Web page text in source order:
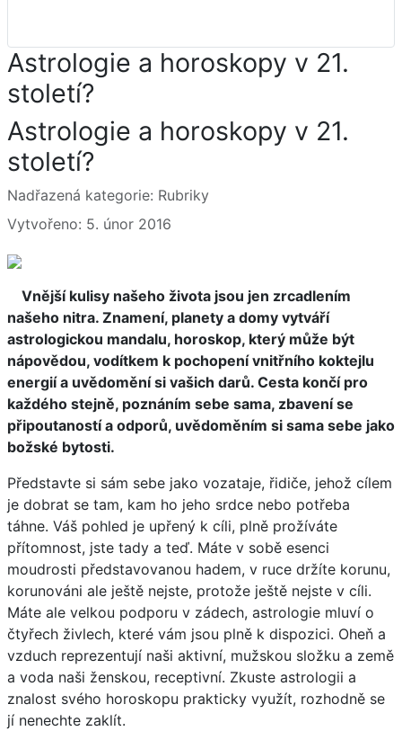
Astrologie a horoskopy v 21.
století?
Astrologie a horoskopy v 21.
století?
Základní údaje
Nadřazená kategorie: Rubriky
Vytvořeno: 5. únor 2016
Vnější kulisy našeho života jsou jen zrcadlením
našeho nitra. Znamení, planety a domy vytváří
astrologickou mandalu, horoskop, který může být
nápovědou, vodítkem k pochopení vnitřního koktejlu
energií a uvědomění si vašich darů. Cesta končí pro
každého stejně, poznáním sebe sama, zbavení se
připoutaností a odporů, uvědoměním si sama sebe jako
božské bytosti.
Představte si sám sebe jako vozataje, řidiče, jehož cílem
je dobrat se tam, kam ho jeho srdce nebo potřeba
táhne. Váš pohled je upřený k cíli, plně prožíváte
přítomnost, jste tady a teď. Máte v sobě esenci
moudrosti představovanou hadem, v ruce držíte korunu,
korunováni ale ještě nejste, protože ještě nejste v cíli.
Máte ale velkou podporu v zádech, astrologie mluví o
čtyřech živlech, které vám jsou plně k dispozici. Oheň a
vzduch reprezentují naši aktivní, mužskou složku a země
a voda naši ženskou, receptivní. Zkuste astrologii a
znalost svého horoskopu prakticky využít, rozhodně se
jí nenechte zaklít.